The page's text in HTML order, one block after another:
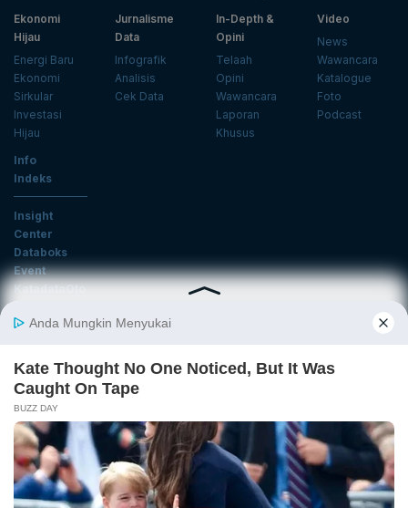
Ekonomi
Hijau
Energi Baru
Ekonomi
Sirkular
Investasi
Hijau
Jurnalisme
Data
Infografik
Analisis
Cek Data
In-Depth &
Opini
Telaah
Opini
Wawancara
Laporan
Khusus
Video
News
Wawancara
Katalogue
Foto
Podcast
Info
Indeks
Insight
Center
Databoks
Event
KatadataOto
Email
Tentang Katadata Advertising
Pedoman Media Siber